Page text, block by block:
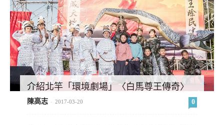
介紹北竿「環境劇場」〈白馬尊王傳奇〉
陳高志 - 2017-03-20 0